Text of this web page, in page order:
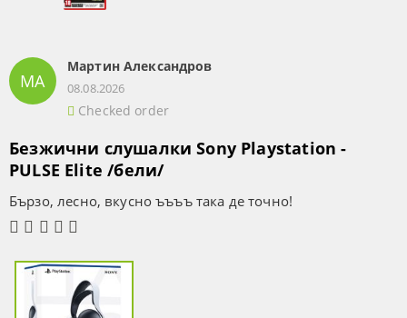
МА
Мартин Александров
08.08.2026
Checked order
Безжични слушалки Sony Playstation -
PULSE Elite /бели/
Бързо, лесно, вкусно ъъъъ така де точно!